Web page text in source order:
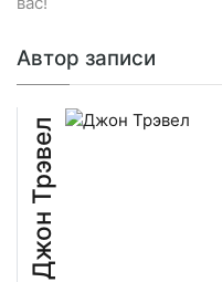
Автор записи
Джон Трэвел